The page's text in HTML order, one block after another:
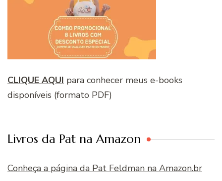
CLIQUE AQUI para conhecer meus e-books
disponíveis (formato PDF)
Livros da Pat na Amazon
Conheça a página da Pat Feldman na Amazon.br